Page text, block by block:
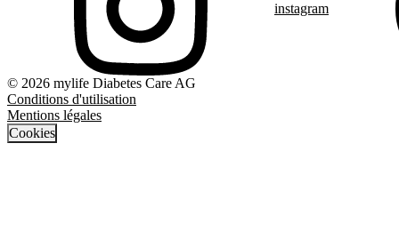
instagram
© 2026 mylife Diabetes Care AG
Conditions d'utilisation
Mentions légales
Cookies